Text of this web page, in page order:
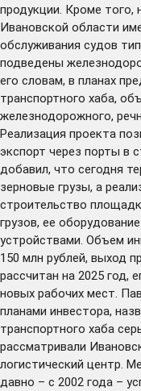
продукции. Кроме того,
Ивановской области
обслуживания судов
подведены
его словам, в планах
транспортного хаба,
железнодорожного,
Реализация проекта
экспорт через порты в
добавил, что сегодня
зерновые грузы, а
строительство
грузов, ее
устройствами. Объем
150 млн рублей, выход
рассчитан на 2025 год,
новых рабочих мест.
планами инвестора,
транспортного хаба
рассматривали
логистический центр.
давно – с 2002 года –